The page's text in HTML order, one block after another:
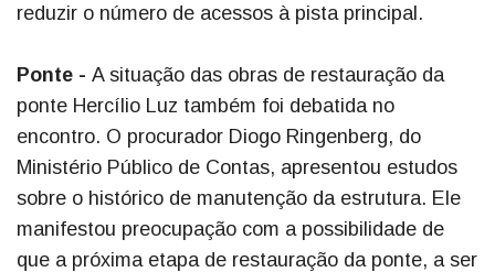
reduzir o número de acessos à pista principal.
Ponte - A situação das obras de restauração da
ponte Hercílio Luz também foi debatida no
encontro. O procurador Diogo Ringenberg, do
Ministério Público de Contas, apresentou estudos
sobre o histórico de manutenção da estrutura. Ele
manifestou preocupação com a possibilidade de
que a próxima etapa de restauração da ponte, a ser